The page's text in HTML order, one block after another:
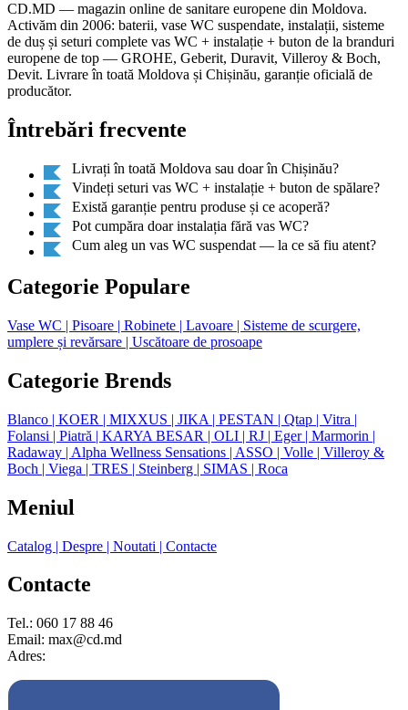
CD.MD — magazin online de sanitare europene din Moldova.
Activăm din 2006: baterii, vase WC suspendate, instalații, sisteme
de duș și seturi complete vas WC + instalație + buton de la branduri
europene de top — GROHE, Geberit, Duravit, Villeroy & Boch,
Devit. Livrare în toată Moldova și Chișinău, garanție oficială de
producător.
Întrebări frecvente
Livrați în toată Moldova sau doar în Chișinău?
Vindeți seturi vas WC + instalație + buton de spălare?
Există garanție pentru produse și ce acoperă?
Pot cumpăra doar instalația fără vas WC?
Cum aleg un vas WC suspendat — la ce să fiu atent?
Categorie Populare
Vase WC | Pisoare | Robinete | Lavoare | Sisteme de scurgere,
umplere și revărsare | Uscătoare de prosoape
Categorie Brends
Blanco | KOER | MIXXUS | JIKA | PESTAN | Qtap | Vitra |
Folansi | Piatră | KARYA BESAR | OLI | RJ | Eger | Marmorin |
Radaway | Alpha Wellness Sensations | ASSO | Volle | Villeroy &
Boch | Viega | TRES | Steinberg | SIMAS | Roca
Meniul
Catalog | Despre | Noutati | Contacte
Contacte
Tel.: 060 17 88 46
Email: max@cd.md
Adres: